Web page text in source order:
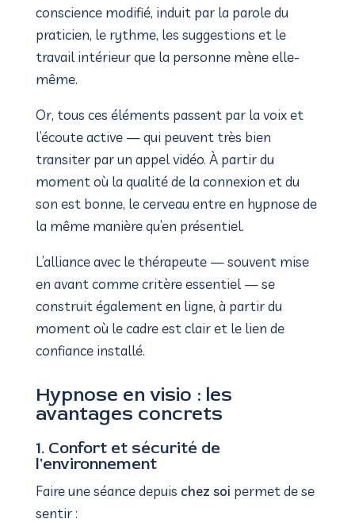
conscience modifié, induit par la parole du
praticien, le rythme, les suggestions et le
travail intérieur que la personne mène elle-
même.
Or, tous ces éléments passent par la voix et
l’écoute active — qui peuvent très bien
transiter par un appel vidéo. À partir du
moment où la qualité de la connexion et du
son est bonne, le cerveau entre en hypnose de
la même manière qu’en présentiel.
L’alliance avec le thérapeute — souvent mise
en avant comme critère essentiel — se
construit également en ligne, à partir du
moment où le cadre est clair et le lien de
confiance installé.
Hypnose en visio : les
avantages concrets
1. Confort et sécurité de
l'environnement
Faire une séance depuis chez soi permet de se
sentir :